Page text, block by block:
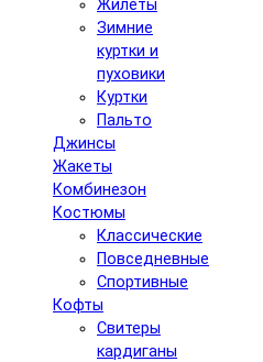
Жилеты
Зимние
куртки и
пуховики
Куртки
Пальто
Джинсы
Жакеты
Комбинезон
Костюмы
Классические
Повседневные
Спортивные
Кофты
Свитеры
кардиганы